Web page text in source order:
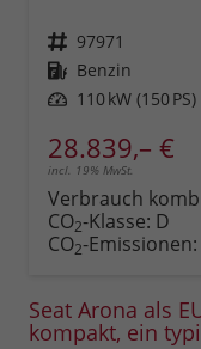
Fahrzeugnr. 97971
Kraftstoff Benzin
Leistung 110 kW (150 PS)
28.839,– €
incl. 19% MwSt.
Verbrauch
CO2-Klasse: D
CO2-Emissionen:
Seat Arona als
kompakt, ein